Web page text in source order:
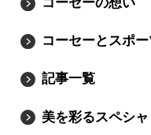
コーセーとスポ
記事一覧
美を彩るスペシャ